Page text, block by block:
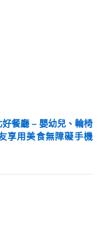
餐廳 – 嬰幼兒、輪椅
享用美食無障礙手機